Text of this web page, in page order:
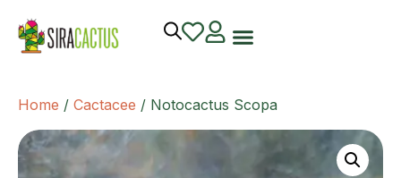
Home / Cactacee / Notocactus Scopa